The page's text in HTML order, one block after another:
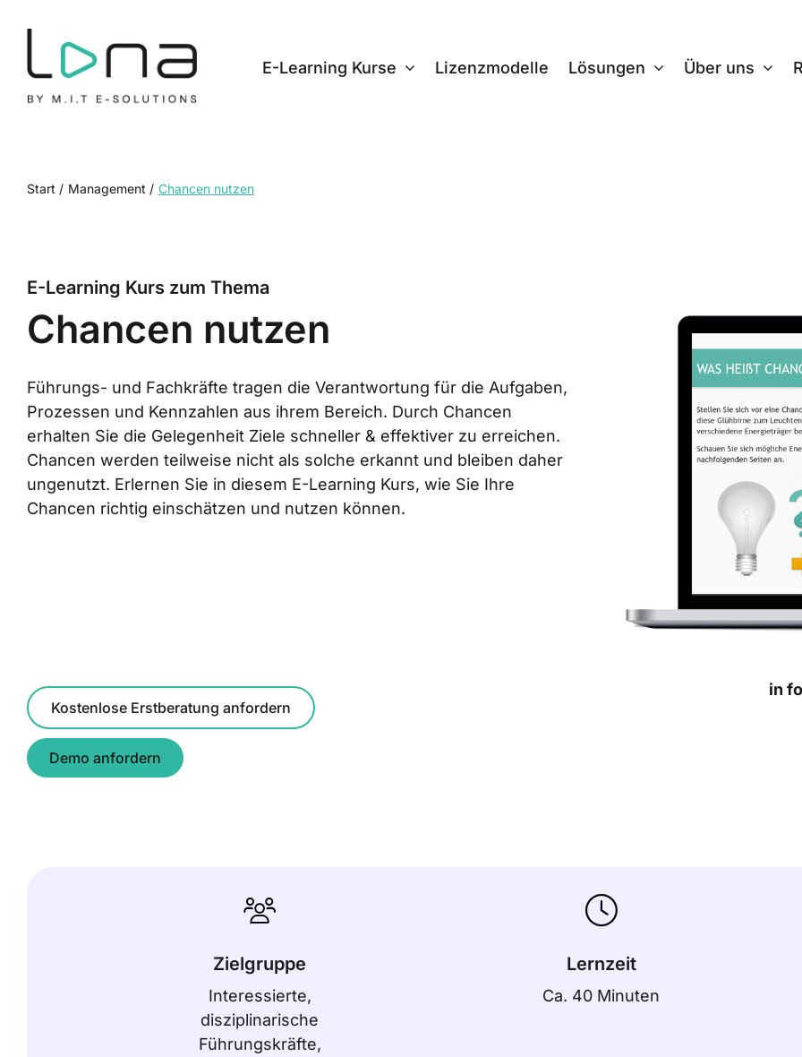
E-Learning Kurse Lizenzmodelle Lösungen Über uns
Start / Management / Chancen nutzen
E-Learning Kurs zum Thema
Chancen nutzen
Führungs- und Fachkräfte tragen die Verantwortung für die Aufgaben,
Prozessen und Kennzahlen aus ihrem Bereich. Durch Chancen
erhalten Sie die Gelegenheit Ziele schneller & effektiver zu erreichen.
Chancen werden teilweise nicht als solche erkannt und bleiben daher
ungenutzt. Erlernen Sie in diesem E-Learning Kurs, wie Sie Ihre
Chancen richtig einschätzen und nutzen können.
Kostenlose Erstberatung anfordern
Demo anfordern
in
Zielgruppe
Interessierte,
disziplinarische
Führungskräfte,
Lernzeit
Ca. 40 Minuten